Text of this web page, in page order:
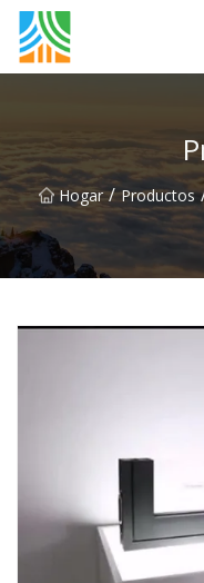
Hogar / Productos